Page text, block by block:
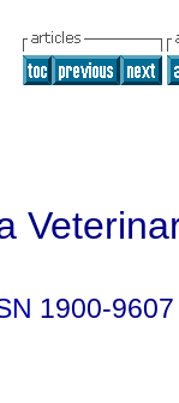
1900-9607